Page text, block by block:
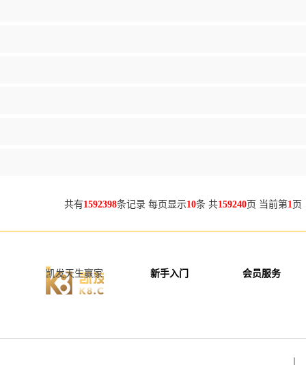
共有1592398条记录 每页显示10条 共159240页 当前第1页
凯发天生赢家 新手入门 会员服务